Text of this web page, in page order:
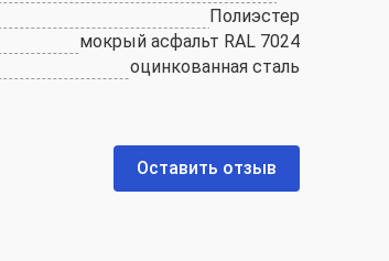
Полиэстер
мокрый асфальт RAL 7024
оцинкованная сталь
Оставить отзыв